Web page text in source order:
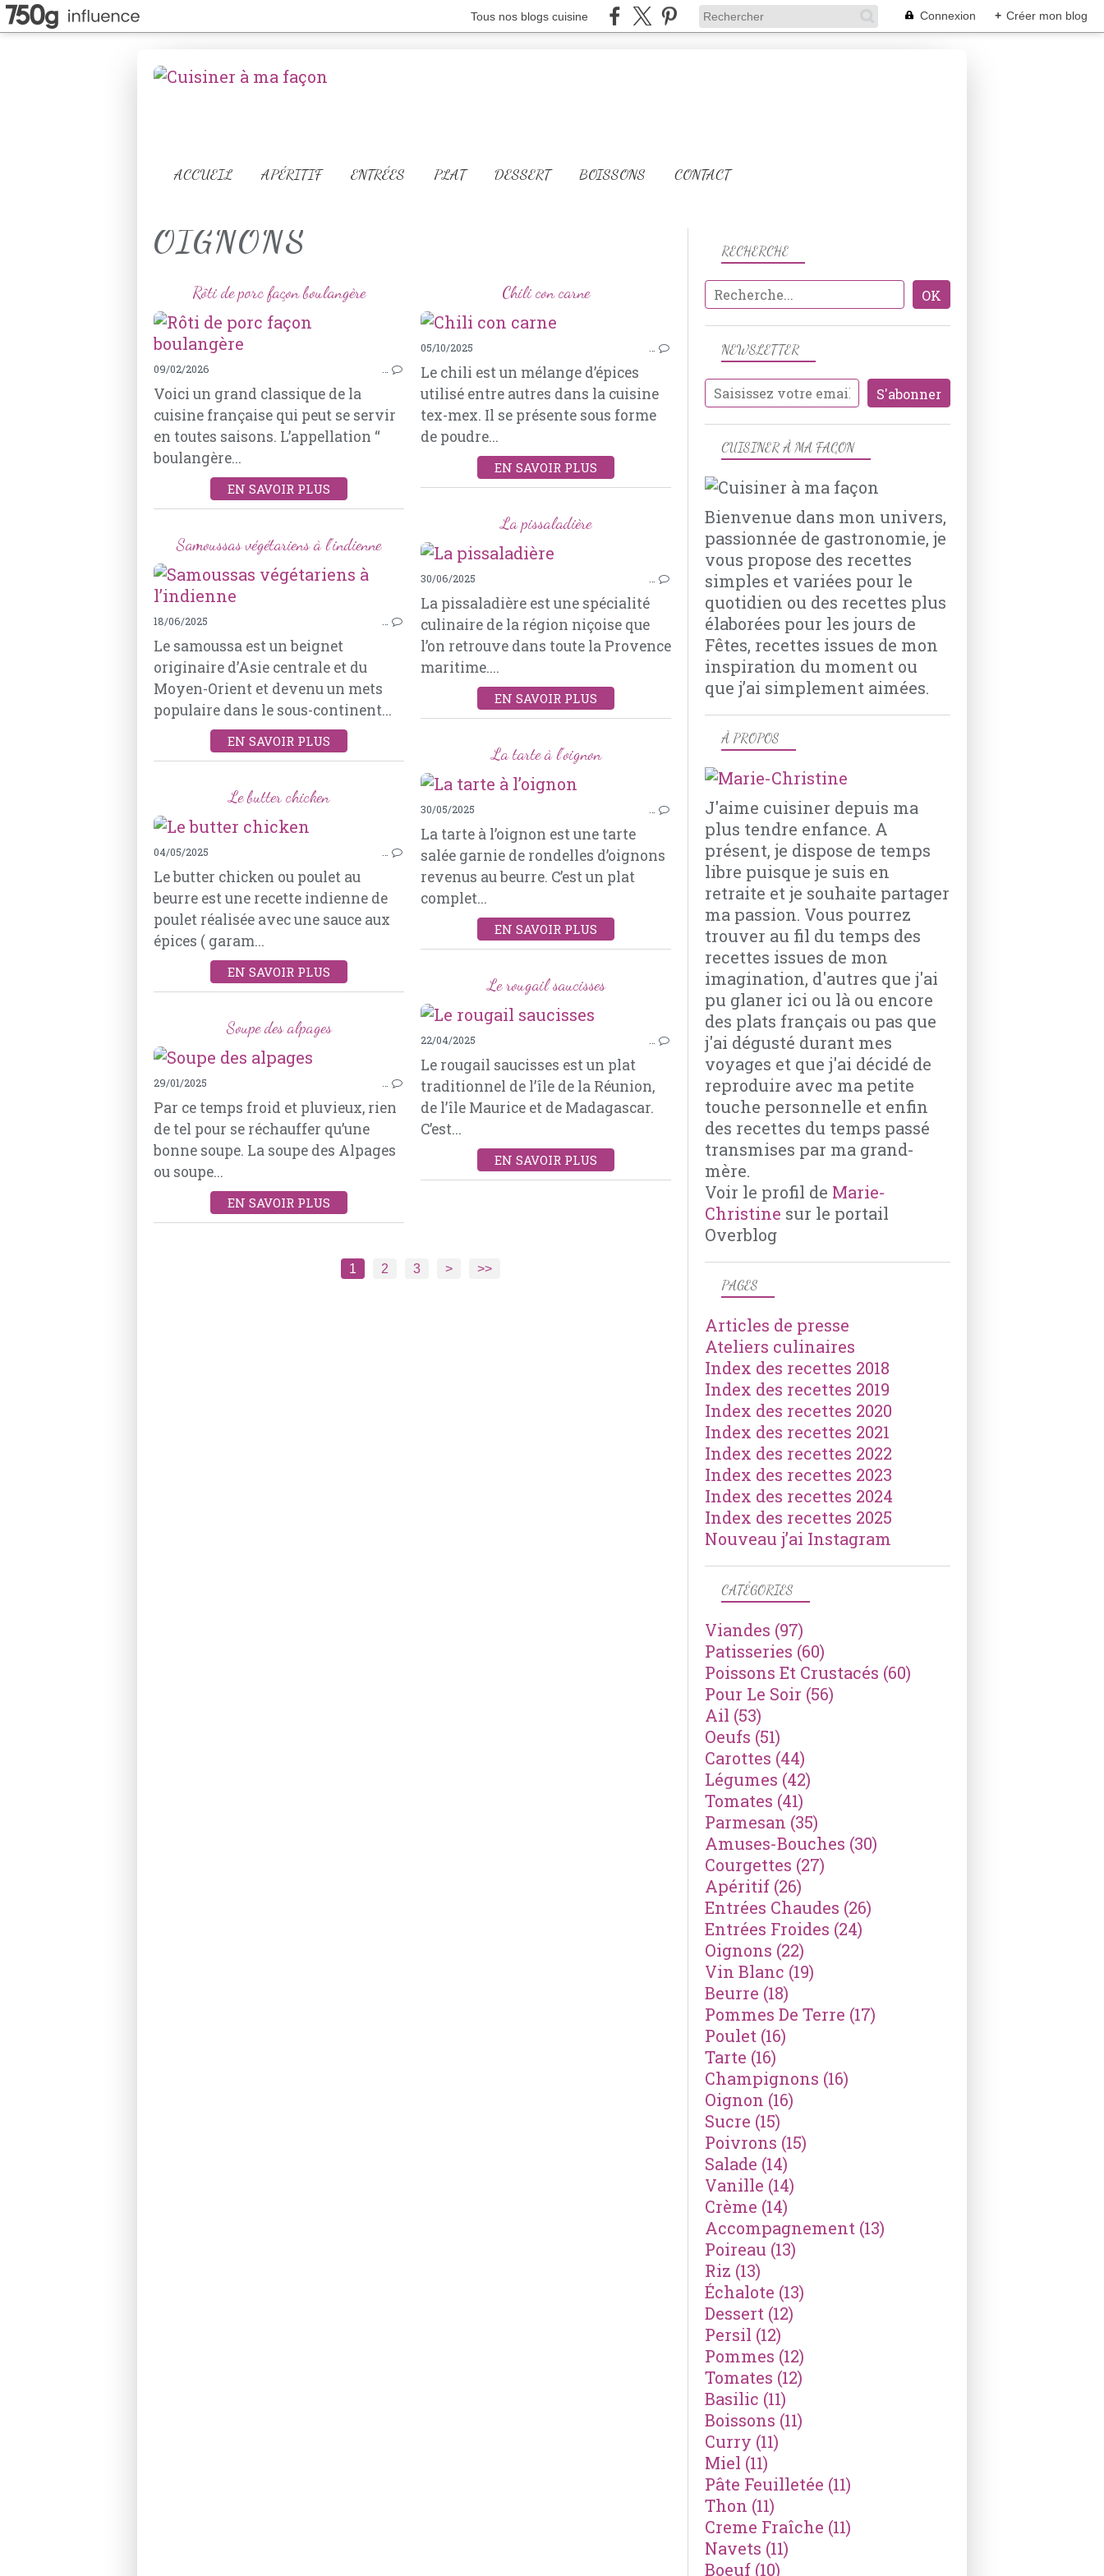
Tous nos blogs cuisine Connexion + Créer mon blog
ACCUEIL APÉRITIF ENTRÉES PLAT DESSERT BOISSONS CONTACT
OIGNONS
Rôti de porc façon boulangère
MOUTARDE À L’ANCIENNE
BOUILLON DE VOLAILLE
ROMARIN
LAURIER
09/02/2026
Voici un grand classique de la
cuisine française qui peut se servir
en toutes saisons. L’appellation “
boulangère...
EN SAVOIR PLUS
Chili con carne
BOEUF
EPICES
OIGNONS
05/10/2025
Le chili est un mélange d’épices
utilisé entre autres dans la cuisine
tex-mex. Il se présente sous forme
de poudre...
EN SAVOIR PLUS
La pissaladière
POUR LE SOIR
ANCHOIS
OLIVES
OIGNONS
PÂTE À PAIN
30/06/2025
La pissaladière est une spécialité
culinaire de la région niçoise que
l’on retrouve dans toute la Provence
maritime....
EN SAVOIR PLUS
Samoussas végétariens à l’indienne
ÉPICES
LENTILLES CORAIL
POMME DE TERRE
CORIANDRE
SEL AU CÉLERI
POIVRON
18/06/2025
Le samoussa est un beignet
originaire d’Asie centrale et du
Moyen-Orient et devenu un mets
populaire dans le sous-continent...
EN SAVOIR PLUS
La tarte à l’oignon
OIGNONS
FROMAGE RÂPÉ
OEUFS
BEURRE
CREME FRAÎCHE
MUSCADE
30/05/2025
La tarte à l’oignon est une tarte
salée garnie de rondelles d’oignons
revenus au beurre. C’est un plat
complet...
EN SAVOIR PLUS
Le butter chicken
VIANDES
POULET
PAPRIKA
CORIANDRE
OIGNONS
TOMATES CONCASSÉES
NOIX DE CAJOU
04/05/2025
Le butter chicken ou poulet au
beurre est une recette indienne de
poulet réalisée avec une sauce aux
épices ( garam...
EN SAVOIR PLUS
Le rougail saucisses
VIANDES
SAUCISSES
DIOTS
OIGNONS
AIL
GINGEMBRE
CURCUMA
PIMENT D’ESPELETTE
22/04/2025
Le rougail saucisses est un plat
traditionnel de l’île de la Réunion,
de l’île Maurice et de Madagascar.
C’est...
EN SAVOIR PLUS
Soupe des alpages
ENTRÉES CHAUDES
SOUPES
POIREAUX
OIGNONS
CIBOULETTE
29/01/2025
Par ce temps froid et pluvieux, rien
de tel pour se réchauffer qu’une
bonne soupe. La soupe des Alpages
ou soupe...
EN SAVOIR PLUS
1 2 3 > >>
NEWSLETTER
RECHERCHE
CUISINER À MA FAÇON
Bienvenue dans mon univers,
passionnée de gastronomie, je
vous propose des recettes
simples et variées pour le
quotidien ou des recettes plus
élaborées pour les jours de
Fêtes, recettes issues de mon
inspiration du moment ou
que j’ai simplement aimées.
À PROPOS
J'aime cuisiner depuis ma
plus tendre enfance. A
présent, je dispose de temps
libre puisque je suis en
retraite et je souhaite partager
ma passion. Vous pourrez
trouver au fil du temps des
recettes issues de mon
imagination, d'autres que j'ai
pu glaner ici ou là ou encore
des plats français ou pas que
j'ai dégusté durant mes
voyages et que j'ai décidé de
reproduire avec ma petite
touche personnelle et enfin
des recettes du temps passé
transmises par ma grand-
mère.
Voir le profil de Marie-
Christine sur le portail
Overblog
PAGES
Articles de presse
Ateliers culinaires
Index des recettes 2018
Index des recettes 2019
Index des recettes 2020
Index des recettes 2021
Index des recettes 2022
Index des recettes 2023
Index des recettes 2024
Index des recettes 2025
Nouveau j’ai Instagram
CATÉGORIES
Viandes (97)
Patisseries (60)
Poissons Et Crustacés (60)
Pour Le Soir (56)
Ail (53)
Oeufs (51)
Carottes (44)
Légumes (42)
Tomates (41)
Parmesan (35)
Amuses-Bouches (30)
Courgettes (27)
Apéritif (26)
Entrées Chaudes (26)
Entrées Froides (24)
Oignons (22)
Vin Blanc (19)
Beurre (18)
Pommes De Terre (17)
Poulet (16)
Tarte (16)
Champignons (16)
Oignon (16)
Sucre (15)
Poivrons (15)
Salade (14)
Vanille (14)
Crème (14)
Accompagnement (13)
Poireau (13)
Riz (13)
Échalote (13)
Dessert (12)
Persil (12)
Pommes (12)
Tomates (12)
Basilic (11)
Boissons (11)
Curry (11)
Miel (11)
Pâte Feuilletée (11)
Thon (11)
Creme Fraîche (11)
Navets (11)
Boeuf (10)